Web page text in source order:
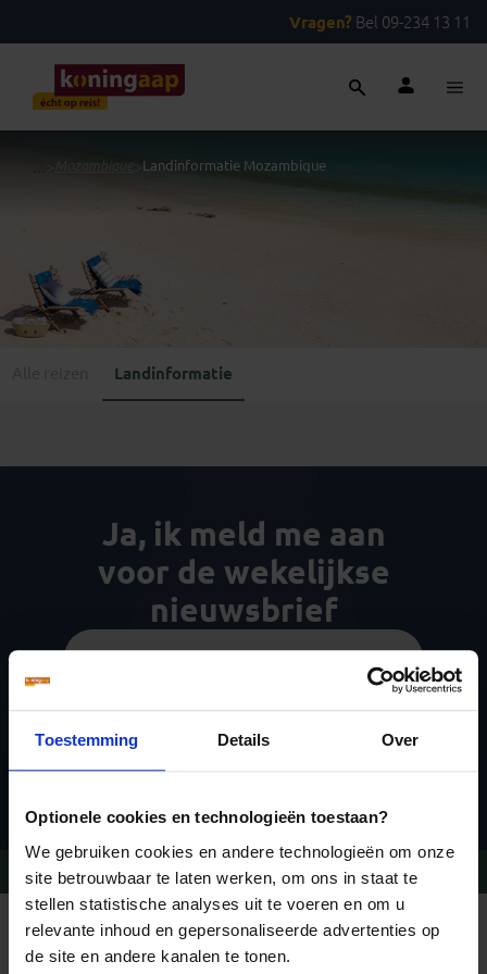
Toestemming Details Over
Optionele cookies en technologieën toestaan?
We gebruiken cookies en andere technologieën om onze
site betrouwbaar te laten werken, om ons in staat te
stellen statistische analyses uit te voeren en om u
relevante inhoud en gepersonaliseerde advertenties op
de site en andere kanalen te tonen.
Vragen? Bel 09-234 13 11
Mozambique >Landinformatie Mozambique
Landinformatie
Ja, ik meld me aan
voor de wekelijkse
nieuwsbrief
Vragen?Bel 09-234 13 11
REIZEN MET KONING AAP
Waarom Koning Aap?
Bestemmingen